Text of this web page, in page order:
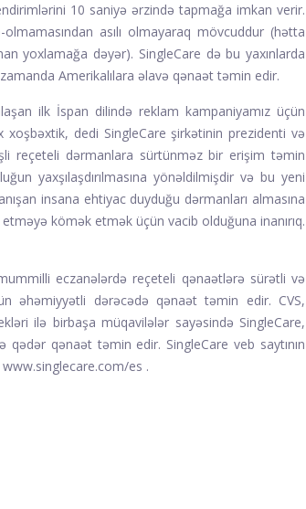
10 saniyə ərzində tapmağa imkan verir.
asılı olmayaraq mövcuddur (hətta
yoxlamağa dəyər). SingleCare də bu yaxınlarda
Amerikalılara əlavə qənaət təmin edir.
ilk İspan dilində reklam kampaniyamız üçün
xoşbəxtik, dedi SingleCare şirkətinin prezidenti və
reçeteli dərmanlara sürtünməz bir erişim təmin
yaxşılaşdırılmasına yönəldilmişdir və bu yeni
insana ehtiyac duyduğu dərmanları almasına
kömək etmək üçün vacib olduğuna inanırıq.
eczanələrdə reçeteli qənaətlərə sürətli və
əhəmiyyətli dərəcədə qənaət təmin edir. CVS,
ilə birbaşa müqavilələr sayəsində SingleCare,
qənaət təmin edir. SingleCare veb saytının
www.singlecare.com/es .